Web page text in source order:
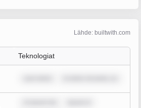
Lähde: builtwith.com
Teknologiat